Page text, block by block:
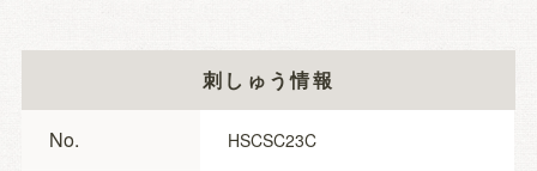
刺しゅう情報
No. HSCSC23C